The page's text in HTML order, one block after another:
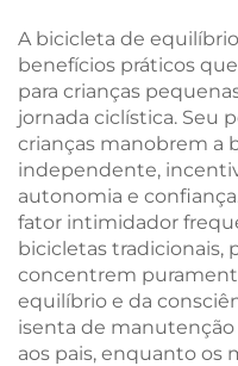
Aço para Estudantes
Práticas ao Ar Livre
A bicicleta de
benefícios práticos
para crianças
jornada ciclística. Seu
crianças manobrem a
independente,
autonomia e
fator intimidador
bicicletas tradicionais,
concentrem
equilíbrio e da
isenta de
aos pais, enquanto os